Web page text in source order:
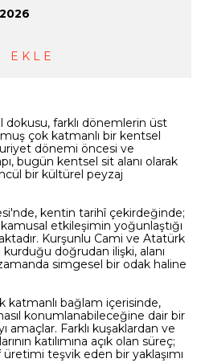
EKLE
farklı dönemlerin üst
çok katmanlı bir kentsel
dönemi öncesi ve
bugün kentsel sit alanı olarak
bir kültürel peyzaj
kentin tarihî çekirdeğinde;
etkileşimin yoğunlaştığı
Kurşunlu Cami ve Atatürk
doğrudan ilişki, alanı
simgesel bir odak haline
katmanlı bağlam içerisinde,
konumlanabileceğine dair bir
amaçlar. Farklı kuşaklardan ve
katılımına açık olan süreç;
teşvik eden bir yaklaşımı